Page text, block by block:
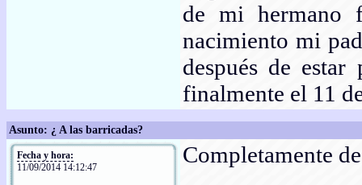
de mi hermano
nacimiento mi
después de
finalmente el 11
Asunto: ¿ A las barricadas?
Fecha y hora:
11/09/2014 14:12:47
Completamente